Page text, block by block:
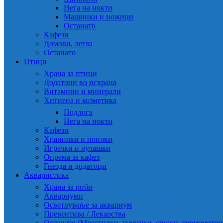
Нега на нокти
Машинки и ножици
Останато
Кафези
Домови, легла
Останато
Птици
Храна за птици
Додатоци во исхрана
Витамини и минерали
Хигиена и козметика
Подлога
Нега на нокти
Кафези
Хранилки и поилки
Играчки и лулашки
Опрема за кафез
Гнезда и додатоци
Акваристика
Храна за риби
Аквариуми
Осветлување за аквариум
Превентива / Лекарства